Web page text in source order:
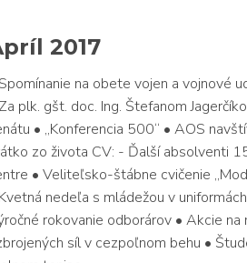
2017
na obete vojen a vojnové
plk. gšt. doc. Ing. Štefanom
• „Konferencia 500“ • AOS
zo života CV: - Ďalší absolventi
• Veliteľsko-štábne cvičenie
nedeľa s mládežou v
rokovanie odborárov • Akcie
síl v cezpoľnom behu •